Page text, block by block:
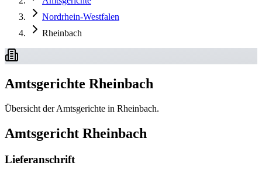
Nordrhein-Westfalen
Rheinbach
Amtsgerichte Rheinbach
Übersicht der Amtsgerichte in Rheinbach.
Amtsgericht Rheinbach
Lieferanschrift